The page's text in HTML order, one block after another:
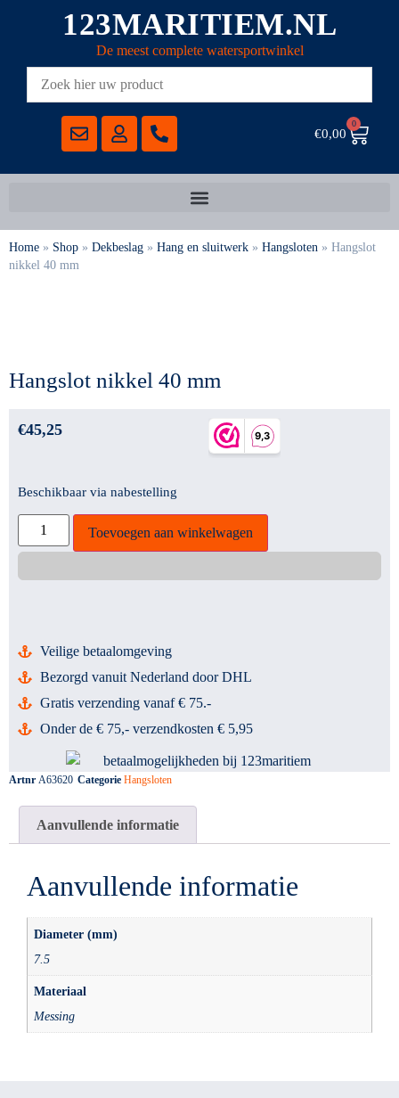
123MARITIEM.NL
De meest complete watersportwinkel
€0,00
0
Home » Shop » Dekbeslag » Hang en sluitwerk » Hangsloten » Hangslot
nikkel 40 mm
Hangslot nikkel 40 mm
€45,25
Beschikbaar via nabestelling
Toevoegen aan winkelwagen
Veilige betaalomgeving
Bezorgd vanuit Nederland door DHL
Gratis verzending vanaf € 75.-
Onder de € 75,- verzendkosten € 5,95
Artnr A63620 Categorie Hangsloten
Aanvullende informatie
Aanvullende informatie
Diameter (mm)
7.5
Materiaal
Messing